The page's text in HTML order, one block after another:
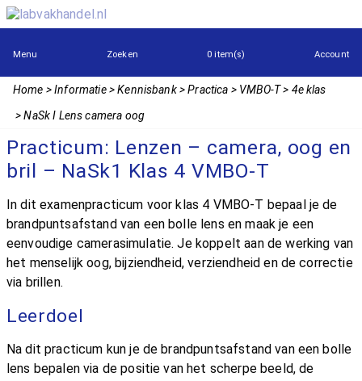
Menu Zoeken 0 item(s) Account
Home Informatie Kennisbank Practica VMBO-T
4e klas
NaSk I Lens camera oog
Practicum: Lenzen – camera, oog en
bril – NaSk1 Klas 4 VMBO-T
In dit examenpracticum voor klas 4 VMBO-T bepaal je de
brandpuntsafstand van een bolle lens en maak je een
eenvoudige camerasimulatie. Je koppelt aan de werking van
het menselijk oog, bijziendheid, verziendheid en de correctie
via brillen.
Leerdoel
Na dit practicum kun je de brandpuntsafstand van een bolle
lens bepalen via de positie van het scherpe beeld, de